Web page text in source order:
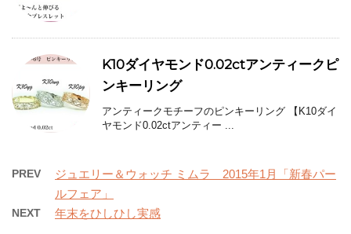
K10ダイヤモンド0.02ctアンティークピ
ンキーリング
アンティークモチーフのピンキーリング 【K10ダイ
ヤモンド0.02ctアンティー ...
PREV
ジュエリー＆ウォッチ ミムラ 2015年1月「新春パー
ルフェア」
NEXT 年末をひしひし実感